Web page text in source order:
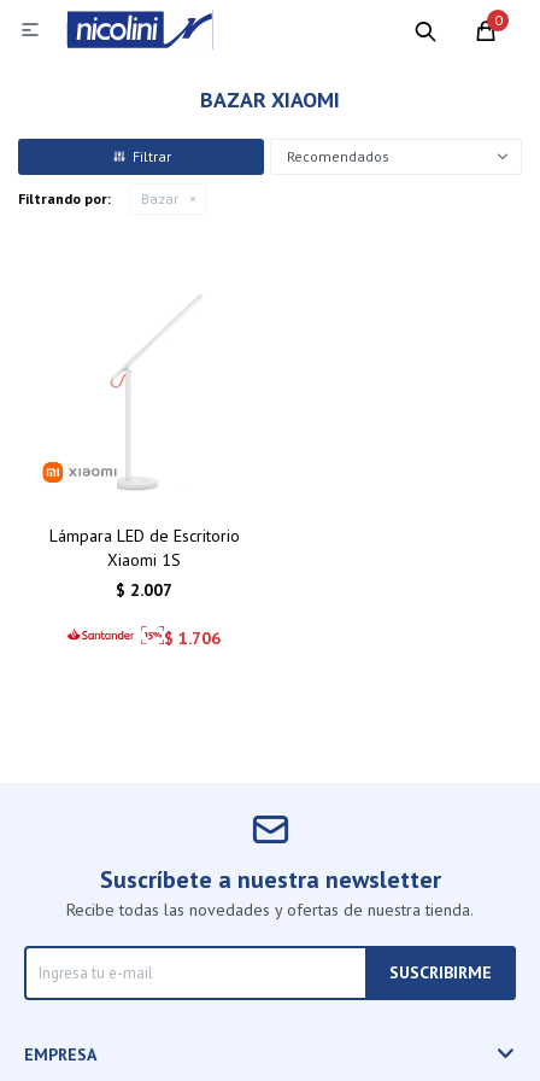
0

BAZAR XIAOMI
Recomendados
Filtrando por: Bazar
Lámpara LED de Escritorio
Xiaomi 1S
$ 2.007
$ 1.706
Suscríbete a nuestra newsletter
Recibe todas las novedades y ofertas de nuestra tienda.
SUSCRIBIRME
EMPRESA